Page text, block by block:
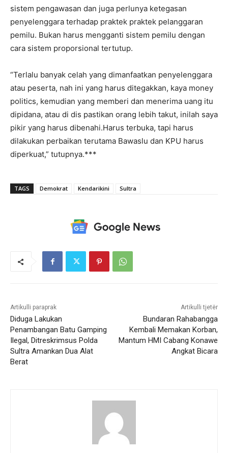
sistem pengawasan dan juga perlunya ketegasan
penyelenggara terhadap praktek praktek pelanggaran
pemilu. Bukan harus mengganti sistem pemilu dengan
cara sistem proporsional tertutup.
“Terlalu banyak celah yang dimanfaatkan penyelenggara
atau peserta, nah ini yang harus ditegakkan, kaya money
politics, kemudian yang memberi dan menerima uang itu
dipidana, atau di dis pastikan orang lebih takut, inilah saya
pikir yang harus dibenahi.Harus terbuka, tapi harus
dilakukan perbaikan terutama Bawaslu dan KPU harus
diperkuat,” tutupnya.***
TAGS Demokrat Kendarikini Sultra
Artikulli paraprak
Diduga Lakukan
Penambangan Batu Gamping
Ilegal, Ditreskrimsus Polda
Sultra Amankan Dua Alat
Berat
Artikulli tjetër
Bundaran Rahabangga
Kembali Memakan Korban,
Mantum HMI Cabang Konawe
Angkat Bicara